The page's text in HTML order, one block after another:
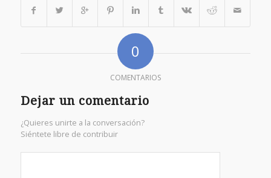
0
COMENTARIOS
Dejar un comentario
¿Quieres unirte a la conversación?
Siéntete libre de contribuir